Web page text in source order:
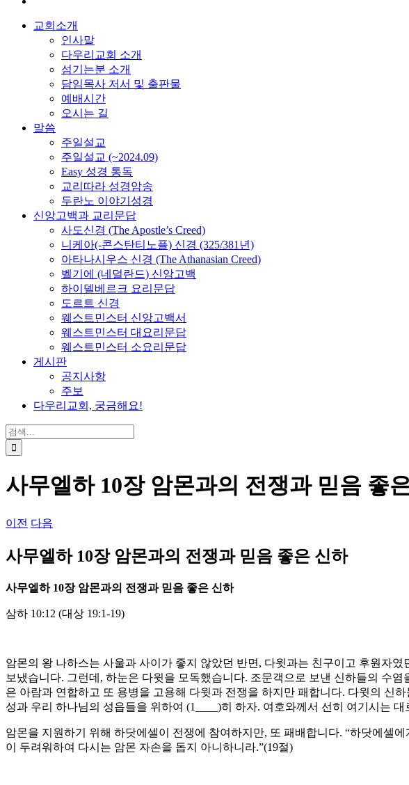
교회소개
인사말
다우리교회 소개
섬기는분 소개
담임목사 저서 및 출판물
예배시간
오시는 길
말씀
주일설교
주일설교 (~2024.09)
Easy 성경 통독
교리따라 성경암송
두란노 이야기성경
신앙고백과 교리문답
사도신경 (The Apostle’s Creed)
니케아(-콘스탄티노플) 신경 (325/381년)
아타나시우스 신경 (The Athanasian Creed)
벨기에 (네덜란드) 신앙고백
하이델베르크 요리문답
도르트 신경
웨스트민스터 신앙고백서
웨스트민스터 대요리문답
웨스트민스터 소요리문답
게시판
공지사항
주보
다우리교회, 궁금해요!
검
색
...
사무엘하 10장 암몬과의 전쟁과 믿음 좋
이전 다음
사무엘하 10장 암몬과의 전쟁과 믿음 좋은 신하
사무엘하 10장 암몬과의 전쟁과 믿음 좋은 신하
삼하 10:12 (대상 19:1-19)
암몬의 왕 나하스는 사울과 사이가 좋지 않았던 반면, 다윗과는 친구이고 후원자
보냈습니다. 그런데, 하눈은 다윗을 모독했습니다. 조문객으로 보낸 신하들의 수
은 아람과 연합하고 또 용병을 고용해 다윗과 전쟁을 하지만 패합니다. 다윗의 신
성과 우리 하나님의 성읍들을 위하여 (1____)히 하자. 여호와께서 선히 여기시는
암몬을 지원하기 위해 하닷에셀이 전쟁에 참여하지만, 또 패배합니다. “하닷에셀
이 두려워하여 다시는 암몬 자손을 돕지 아니하니라.”(19절)